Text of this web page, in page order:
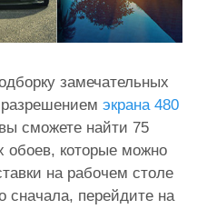
замечательных
экрана 480
сможете найти 75
обоев, которые можно
на рабочем столе
сначала, перейдите на